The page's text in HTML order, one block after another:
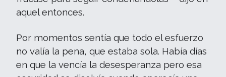
aquel entonces.
Por momentos sentía que todo el esfuerzo
no valía la pena, que estaba sola. Había días
en que la vencía la desesperanza pero esa